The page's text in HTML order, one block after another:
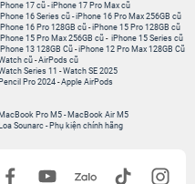
17 cũ-iPhone 17 Pro Max cũ
16 Series cũ- iPhone 16 Pro Max 256GB cũ
16 Pro 128GB cũ-iPhone 15 Pro 128GB cũ
15 Pro Max 256GB cũ- iPhone 15 Series cũ
13 128GB Cũ-iPhone 12 Pro Max 128GB Cũ
cũ-AirPods cũ
Series 11 -Watch SE 2025
Pencil Pro 2024-Apple AirPods
MacBook Pro M5- MacBook Air M5
Loa Sounarc- Phụ kiện chính hãng